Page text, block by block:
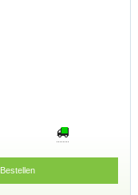
Bestellen